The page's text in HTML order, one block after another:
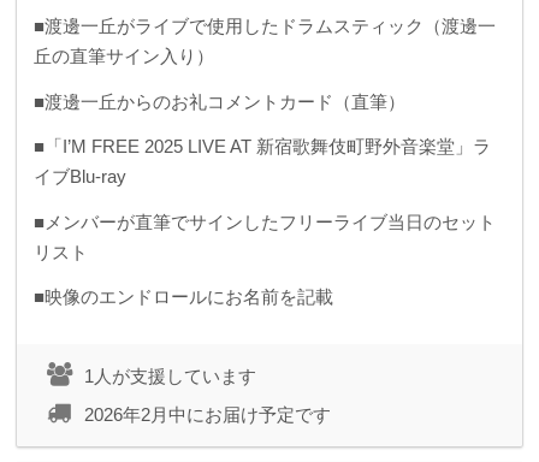
■渡邊一丘がライブで使用したドラムスティック（渡邊一
丘の直筆サイン入り）
■渡邊一丘からのお礼コメントカード（直筆）
■「I’M FREE 2025 LIVE AT 新宿歌舞伎町野外音楽堂」ラ
イブBlu-ray
■メンバーが直筆でサインしたフリーライブ当日のセット
リスト
■映像のエンドロールにお名前を記載
1人が支援しています
2026年2月中にお届け予定です